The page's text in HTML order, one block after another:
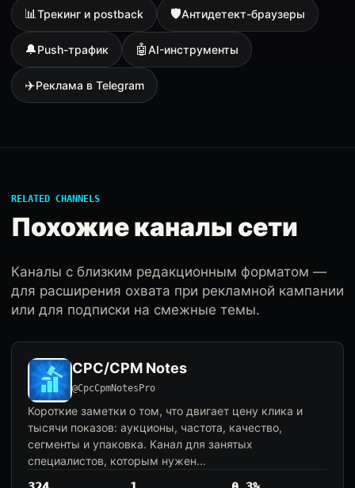
📊Трекинг и postback 🛡Антидетект-браузеры
🔔Push-трафик 🤖AI-инструменты
✈️Реклама в Telegram
RELATED CHANNELS
Похожие каналы сети
Каналы с близким редакционным форматом —
для расширения охвата при рекламной кампании
или для подписки на смежные темы.
CPC/CPM Notes
@CpcCpmNotesPro
Короткие заметки о том, что двигает цену клика и
тысячи показов: аукционы, частота, качество,
сегменты и упаковка. Канал для занятых
специалистов, которым нужен...